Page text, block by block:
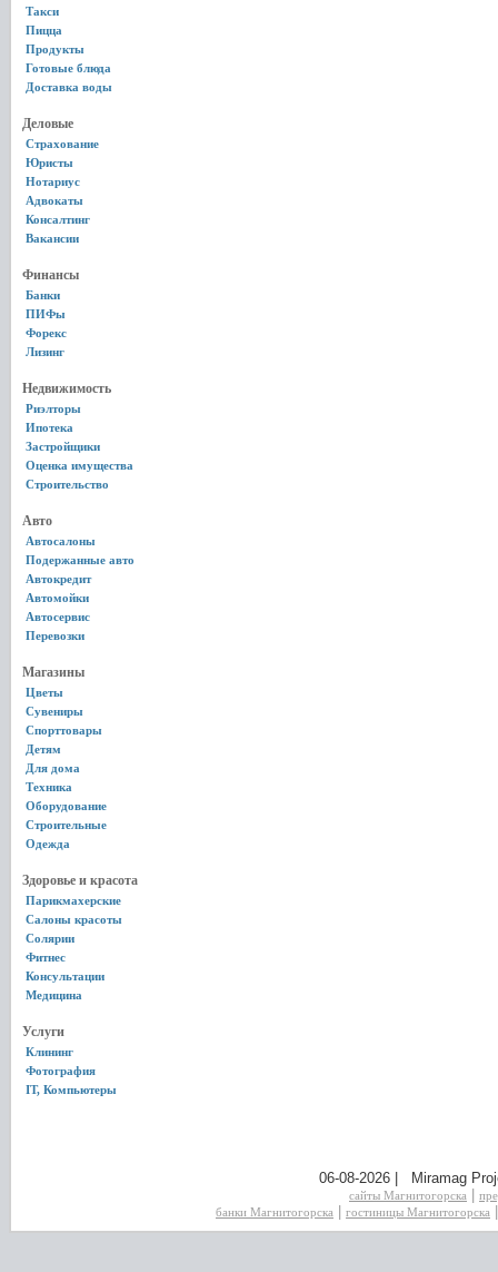
Такси
Пицца
Продукты
Готовые блюда
Доставка воды
Деловые
Страхование
Юристы
Нотариус
Адвокаты
Консалтинг
Вакансии
Финансы
Банки
ПИФы
Форекс
Лизинг
Недвижимость
Риэлторы
Ипотека
Застройщики
Оценка имущества
Строительство
Авто
Автосалоны
Подержанные авто
Автокредит
Автомойки
Автосервис
Перевозки
Магазины
Цветы
Сувениры
Спорттовары
Детям
Для дома
Техника
Оборудование
Строительные
Одежда
Здоровье и красота
Парикмахерские
Салоны красоты
Солярии
Фитнес
Консультации
Медицина
Услуги
Клининг
Фотография
IT, Компьютеры
06-08-2026 | Miramag
сайты Магнитогорска
банки Магнитогорска
гостиницы Магнитогорска